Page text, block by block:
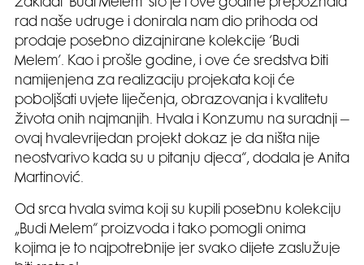
zakladi ‘Budi Melem’ što je i ove godine prepoznala
rad naše udruge i donirala nam dio prihoda od
prodaje posebno dizajnirane kolekcije ‘Budi
Melem’. Kao i prošle godine, i ove će sredstva biti
namijenjena za realizaciju projekata koji će
poboljšati uvjete liječenja, obrazovanja i kvalitetu
života onih najmanjih. Hvala i Konzumu na suradnji –
ovaj hvalevrijedan projekt dokaz je da ništa nije
neostvarivo kada su u pitanju djeca“, dodala je Anita
Martinović.
Od srca hvala svima koji su kupili posebnu kolekciju
„Budi Melem“ proizvoda i tako pomogli onima
kojima je to najpotrebnije jer svako dijete zaslužuje